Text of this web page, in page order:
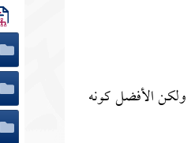
الأفضل كونه